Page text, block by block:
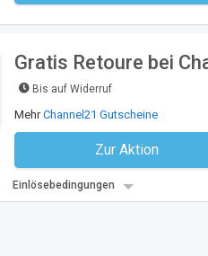
Gratis Retoure bei
Bis auf Widerruf
MehrChannel21 Gutscheine
Zur Aktion
Kein Code
Einlösebedingungen